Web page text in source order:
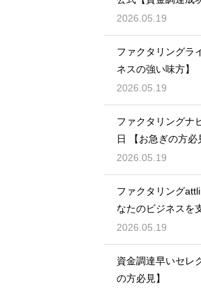
2026.05.19
ファクタリングラ
ネスの強い味方】
2026.05.19
ファクタリングナ
日 【お急ぎの方必
2026.05.19
ファクタリング
なたのビジネスを
2026.05.19
資金調達早いセレ
の方必見】